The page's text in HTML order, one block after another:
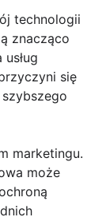
technologii
znacząco
się
marketingu.
może